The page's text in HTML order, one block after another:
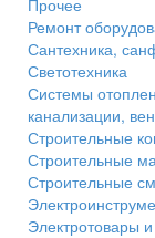
Прочее
Ремонт
Сантехника,
Светотехника
Системы
канализации,
Строительные
Строительные
Строительные
Электротовары